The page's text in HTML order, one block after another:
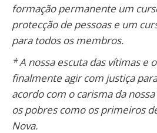
formação permanente um
protecção de pessoas e um
para todos os membros.
* A nossa escuta das vítimas e
finalmente agir com justiça
acordo com o carisma da
os pobres como os primeiros
Nova.